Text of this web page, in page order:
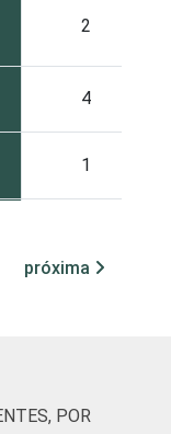
2
4
1
0
próxima
POR